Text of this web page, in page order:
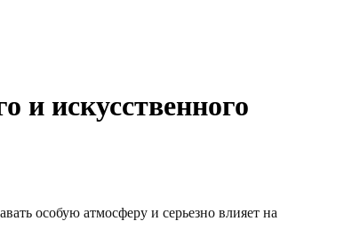
искусственного
особую атмосферу и серьезно влияет на